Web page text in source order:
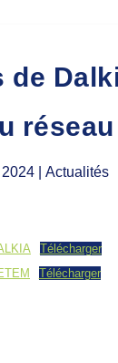
de
| Actualités
Télécharger
Télécharger